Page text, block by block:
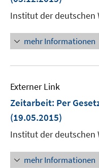
Institut der deutschen
mehr Informationen
Externer Link
Zeitarbeit: Per
(19.05.2015)
Institut der deutschen
mehr Informationen